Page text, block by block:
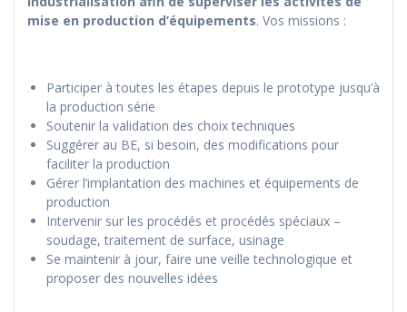
mise en production d’équipements. Vos missions :
Participer à toutes les étapes depuis le prototype jusqu’à
la production série
Soutenir la validation des choix techniques
Suggérer au BE, si besoin, des modifications pour
faciliter la production
Gérer l’implantation des machines et équipements de
production
Intervenir sur les procédés et procédés spéciaux –
soudage, traitement de surface, usinage
Se maintenir à jour, faire une veille technologique et
proposer des nouvelles idées